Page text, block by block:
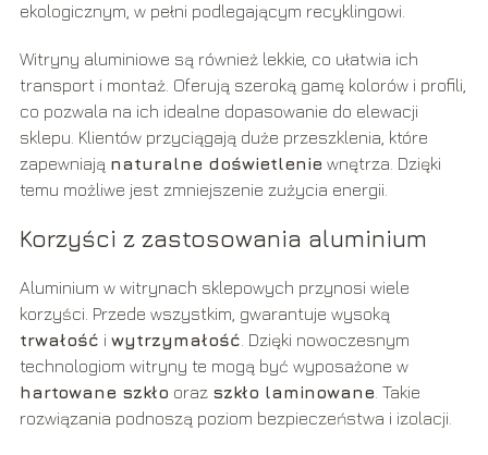
ekologicznym, w pełni podlegającym recyklingowi.
Witryny aluminiowe są również lekkie, co ułatwia ich
transport i montaż. Oferują szeroką gamę kolorów i profili,
co pozwala na ich idealne dopasowanie do elewacji
sklepu. Klientów przyciągają duże przeszklenia, które
zapewniają naturalne doświetleniewnętrza. Dzięki
temu możliwe jest zmniejszenie zużycia energii.
Korzyści z zastosowania aluminium
Aluminium w witrynach sklepowych przynosi wiele
korzyści. Przede wszystkim, gwarantuje wysoką
trwałość i wytrzymałość . Dzięki nowoczesnym
technologiom witryny te mogą być wyposażone w
hartowane szkło oraz szkło laminowane. Takie
rozwiązania podnoszą poziom bezpieczeństwa i izolacji.